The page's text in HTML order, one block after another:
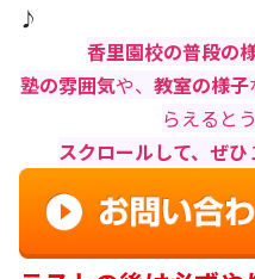
♪
香里園校の普段の
塾の雰囲気や、 教室の様子
らえると
スクロールして、ぜ